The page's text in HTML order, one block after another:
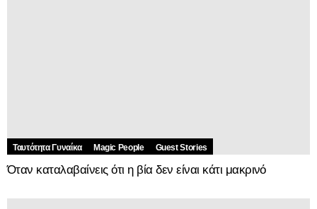
Ταυτότητα Γυναίκα Magic People Guest Stories
Όταν καταλαβαίνεις ότι η βία δεν είναι κάτι μακρινό